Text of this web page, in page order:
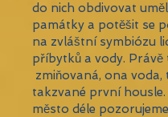
do nich obdivovat
památky a potěšit se
na zvláštní symbiózu
příbytků a vody. Právě
zmiňovaná, ona voda,
takzvané první housle.
město déle